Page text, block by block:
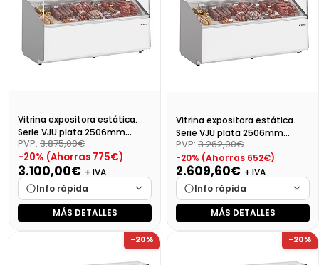
Vitrina expositora estática.
Serie VJU plata 2506mm
cristal plano VJU25P
PVP: 3.875,00€
-20% (Ahorras 775€)
3.100,00€ + IVA
Info rápida
Marca
Cargando…
Cargando…
Cargando…
MÁS DETALLES
Vitrina expositora estática.
Serie VJU plata 2506mm
cristal plano VJU18P
PVP: 3.262,00€
-20% (Ahorras 652€)
2.609,60€ + IVA
Info rápida
Marca
Cargando…
Cargando…
Cargando…
MÁS DETALLES
-20% -20%